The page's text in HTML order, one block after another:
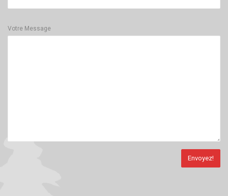
Votre Message